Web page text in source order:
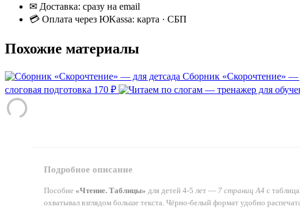
✉ Доставка: сразу на email
💳 Оплата через ЮKassa: карта · СБП
Похожие материалы
Сборник «Скорочтение» —
слоговая подготовка 170 ₽
Подробное описание
Пособие «Чтение. Таблицы» для детей 4-5 лет — 7 страниц А4 с
охватывал взглядом больше текста. Чёрно-белый формат удобно